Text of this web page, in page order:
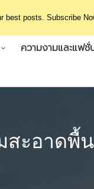
best posts. Subscribe
ความงามและแฟชั่
ะอาดพื้